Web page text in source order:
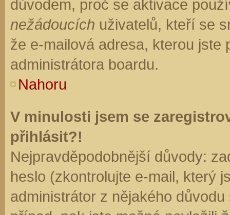
důvodem, proč se aktivace
nežádoucích uživatelů, kteří se
že e-mailová adresa, kterou jste
administrátora boardu.
Nahoru
V minulosti jsem se
přihlásit?!
Nejpravděpodobnější důvody:
heslo (zkontrolujte e-mail, který
administrátor z nějakého